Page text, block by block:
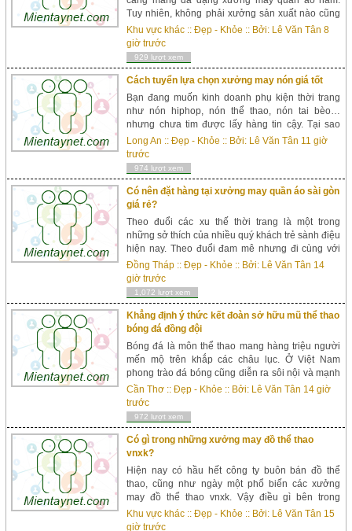
Tuy nhiên, không phải xưởng sản xuất nào cũng
cho ra những sản phẩm chất lượng. Chính vì thế,
khi tìm tới một xưởng may để đặt hàng, bạn mang
thể gặp...
Khu vực khác ::Đẹp - Khỏe :: Bởi: Lê Văn Tân 8
giờ trước
929 lượt xem
Cách tuyển lựa chọn xưởng may nón giá tốt
Bạn đang muốn kinh doanh phụ kiện thời trang
như nón hiphop, nón thể thao, nón tai bèo…
nhưng chưa tim được lấy hàng tin cậy. Tại sao
không chọn lựa xưởng may nón giá trị rẻ? Đây là
nơi cung ứng nguồn hàng chất lượng với giá gốc,
s...
Long An ::Đẹp - Khỏe :: Bởi: Lê Văn Tân 11 giờ
trước
974 lượt xem
Có nên đặt hàng tại xưởng may quần áo sài gòn
giá rẻ?
Theo đuổi các xu thế thời trang là một trong
những sở thích của nhiều quý khách trẻ sành điệu
hiện nay. Theo đuổi đam mê nhưng đi cùng với
việc kiếm tiền, họ đã mở những shop bán hàng
online. Nhiều bạn trẻ không ngần ngại truy lùng...
Đồng Tháp ::Đẹp - Khỏe :: Bởi: Lê Văn Tân 14
giờ trước
1,072 lượt xem
Khẳng định ý thức kết đoàn sở hữu mũ thể thao
bóng đá đồng đội
Bóng đá là môn thể thao mang hàng triệu người
mến mộ trên khắp các châu lục. Ở Việt Nam
phong trào đá bóng cũng diễn ra sôi nội và mạnh
mẽ. Rất nhiều câu lạc bộ, đội bóng đá đã được có
mặt trên...
Cần Thơ ::Đẹp - Khỏe :: Bởi: Lê Văn Tân 14 giờ
trước
972 lượt xem
Có gì trong những xưởng may đồ thể thao
vnxk?
Hiện nay có hầu hết công ty buôn bán đồ thể
thao, cũng như ngày một phổ biến các xưởng
may đồ thể thao vnxk. Vậy điều gì bên trong
những xưởng may này lại thu hút phần lớn thị
trường thời trang Việt Nam? Các xưởng may
Khu vực khác ::Đẹp - Khỏe :: Bởi: Lê Văn Tân 15
giờ trước